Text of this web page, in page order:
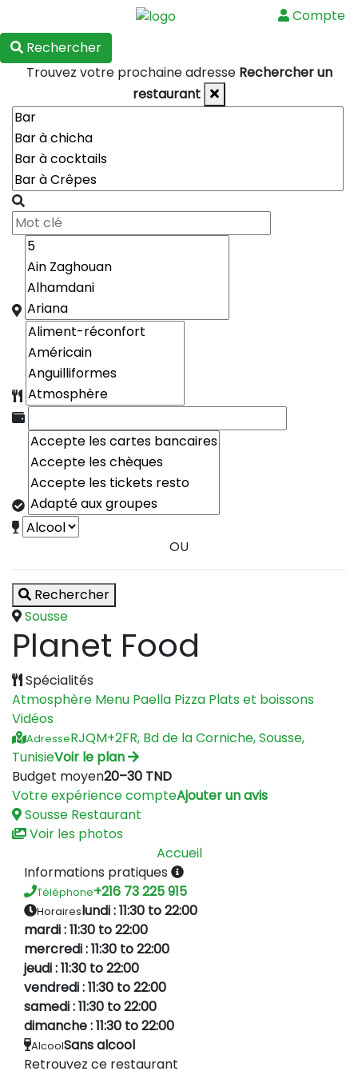
Compte
Rechercher
Trouvez votre prochaine adresse Rechercher un
restaurant
OU
Rechercher
Sousse
Planet Food
Spécialités
Atmosphère Menu Paella Pizza Plats et boissons
Vidéos
AdresseRJQM+2FR, Bd de la Corniche, Sousse,
TunisieVoir le plan
Budget moyen20–30 TND
Votre expérience compteAjouter un avis
Sousse Restaurant
Voir les photos
Accueil
Informations pratiques
Téléphone+216 73 225 915
Horaireslundi : 11:30 to 22:00
mardi : 11:30 to 22:00
mercredi : 11:30 to 22:00
jeudi : 11:30 to 22:00
vendredi : 11:30 to 22:00
samedi : 11:30 to 22:00
dimanche : 11:30 to 22:00
AlcoolSans alcool
Retrouvez ce restaurant